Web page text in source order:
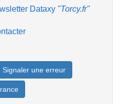
Dataxy "Torcy.fr"
Signaler une erreur